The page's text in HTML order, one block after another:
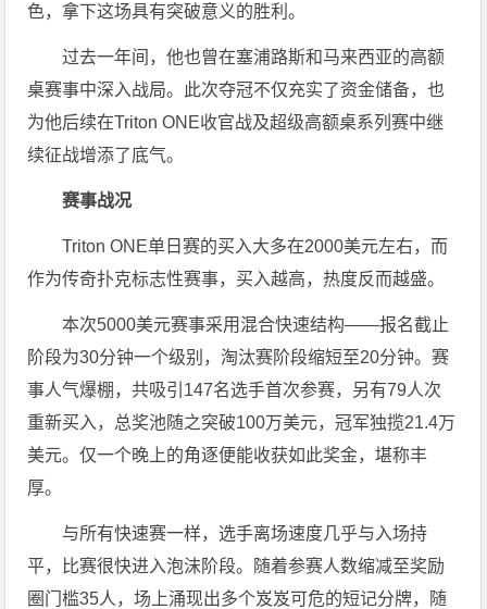
色，拿下这场具有突破意义的胜利。
过去一年间，他也曾在塞浦路斯和马来西亚的高额
桌赛事中深入战局。此次夺冠不仅充实了资金储备，也
为他后续在Triton ONE收官战及超级高额桌系列赛中继
续征战增添了底气。
赛事战况
Triton ONE单日赛的买入大多在2000美元左右，而
作为传奇扑克标志性赛事，买入越高，热度反而越盛。
本次5000美元赛事采用混合快速结构——报名截止
阶段为30分钟一个级别，淘汰赛阶段缩短至20分钟。赛
事人气爆棚，共吸引147名选手首次参赛，另有79人次
重新买入，总奖池随之突破100万美元，冠军独揽21.4万
美元。仅一个晚上的角逐便能收获如此奖金，堪称丰
厚。
与所有快速赛一样，选手离场速度几乎与入场持
平，比赛很快进入泡沫阶段。随着参赛人数缩减至奖励
圈门槛35人，场上涌现出多个岌岌可危的短记分牌，随